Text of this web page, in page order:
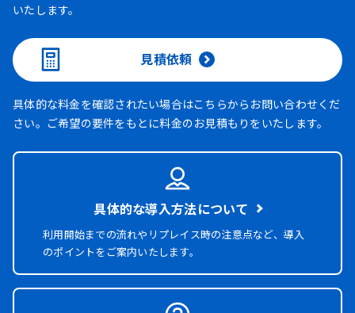
いたします。
見積依頼
具体的な料金を確認されたい場合はこちらからお問い合わせくだ
さい。ご希望の要件をもとに料金のお見積もりをいたします。
具体的な導入方法について
利用開始までの流れやリプレイス時の注意点など、導入
のポイントをご案内いたします。